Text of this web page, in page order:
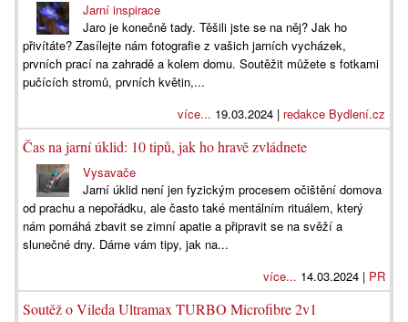
Jarní inspirace
Jaro je konečně tady. Těšili jste se na něj? Jak ho
přivítáte? Zasílejte nám fotografie z vašich jarních vycházek,
prvních prací na zahradě a kolem domu. Soutěžit můžete s fotkami
pučících stromů, prvních květin,...
více... 19.03.2024 | redakce Bydlení.cz
Čas na jarní úklid: 10 tipů, jak ho hravě zvládnete
Vysavače
Jarní úklid není jen fyzickým procesem očištění domova
od prachu a nepořádku, ale často také mentálním rituálem, který
nám pomáhá zbavit se zimní apatie a připravit se na svěží a
slunečné dny. Dáme vám tipy, jak na...
více... 14.03.2024 | PR
Soutěž o Vileda Ultramax TURBO Microfibre 2v1